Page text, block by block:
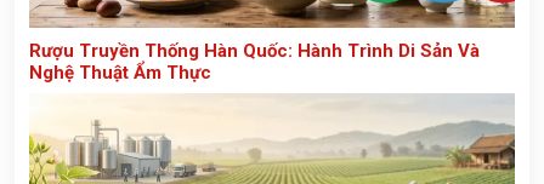
Rượu Truyền Thống Hàn Quốc: Hành Trình Di Sản Và
Nghệ Thuật Ẩm Thực